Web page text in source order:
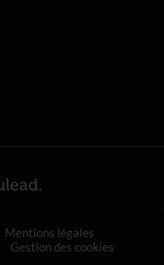
Mentions légales
Gestion des cookies